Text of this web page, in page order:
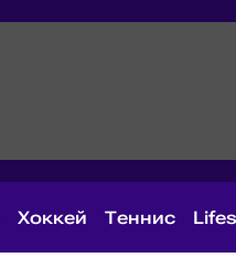
Хоккей Теннис